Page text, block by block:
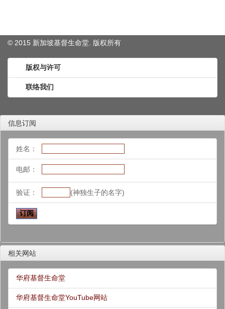
© 2015 新加坡基督生命堂. 版权所有
版权与许可
联络我们
信息订阅
姓名：
电邮：
验证： (神独生子的名字)
相关网站
华府基督生命堂
华府基督生命堂YouTube网站